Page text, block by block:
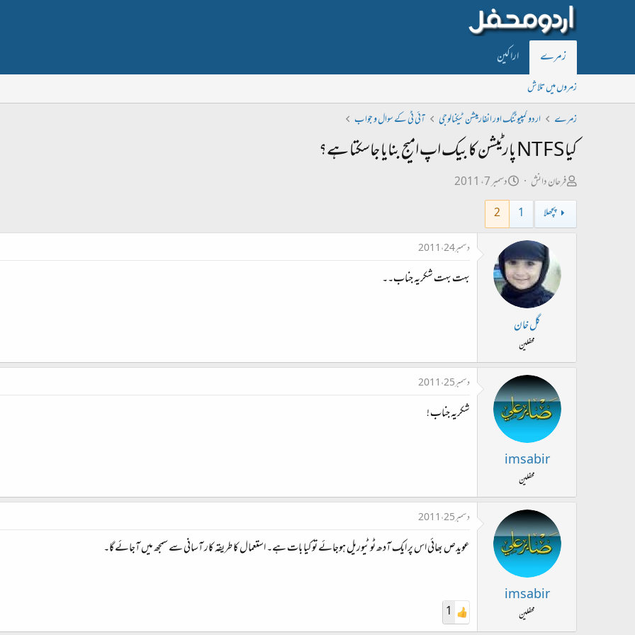
زمرے اراکین
زمروں میں تلاش
زمرے
اردو کمپیوٹنگ اور انفارمیشن ٹیکنالوجی آئی ٹی کے سوال و جواب
کیا NTFS پارٹیشن کا بیک اپ امیج بنایا جاسکتا ہے؟
ص
ا
فرحان دانش
ت
ا
ی
خ
ا
ب
ا
ء
دسمبر 7، 2011
پچھلا
1
2
گل خان
محفلین
دسمبر 24، 2011
بہت بہت شکریہ جناب۔۔
imsabir
محفلین
دسمبر 25، 2011
شکریہ جناب !
imsabir
محفلین
دسمبر 25، 2011
عویدص بھائی اس پر ایک آدھ ٹوٹیوریل ہوجائے تو کیا بات ہے۔ استعمال کا طریقہ کار آسانی سے سمجھ میں آجائے گا۔
1